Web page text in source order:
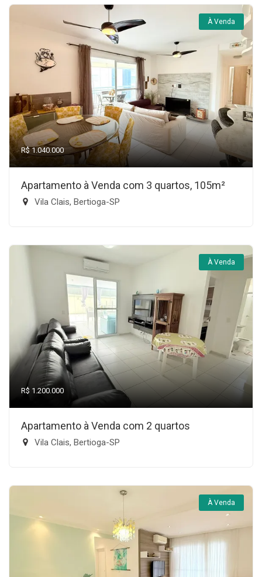
À Venda
R$ 1.040.000
Apartamento à Venda com 3 quartos, 105m²
Vila Clais, Bertioga-SP
À Venda
R$ 1.200.000
Apartamento à Venda com 2 quartos
Vila Clais, Bertioga-SP
À Venda